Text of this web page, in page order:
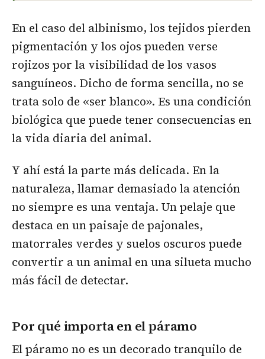
En el caso del albinismo, los tejidos pierden
pigmentación y los ojos pueden verse
rojizos por la visibilidad de los vasos
sanguíneos. Dicho de forma sencilla, no se
trata solo de «ser blanco». Es una condición
biológica que puede tener consecuencias en
la vida diaria del animal.
Y ahí está la parte más delicada. En la
naturaleza, llamar demasiado la atención
no siempre es una ventaja. Un pelaje que
destaca en un paisaje de pajonales,
matorrales verdes y suelos oscuros puede
convertir a un animal en una silueta mucho
más fácil de detectar.
Por qué importa en el páramo
El páramo no es un decorado tranquilo de